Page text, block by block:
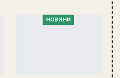
НОВИНИ